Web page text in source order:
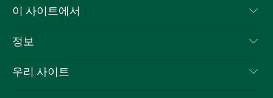
북
다
스
문의하기
쿠키 고지
이 사이트에서
목적지
정보
여행 정보
우리 사이트